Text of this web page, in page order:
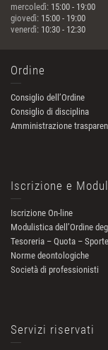
mercoledì: 15:00 - 19:00
giovedì: 15:00 - 19:00
venerdì: 10:30 - 12:30
Ordine
Consiglio dell’Ordine
Consiglio di disciplina
Amministrazione
Iscrizione e
Iscrizione On-line
Modulistica dell’Ordine
Tesoreria – Quota –
Norme deontologiche
Società di professionisti
Servizi riservati